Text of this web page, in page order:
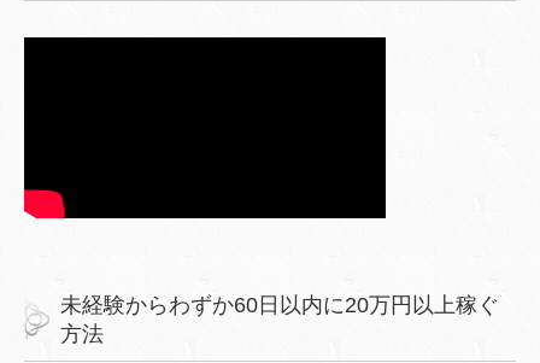
未経験からわずか60日以内に20万円以上稼ぐ
方法